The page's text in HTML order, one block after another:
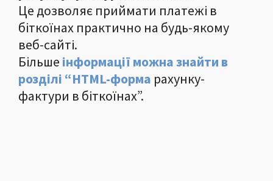
Це дозволяє приймати платежі в
біткоїнах практично на будь-якому
веб-сайті.
Більше інформації можна знайти в
розділі “HTML-форма рахунку-
фактури в біткоїнах”.